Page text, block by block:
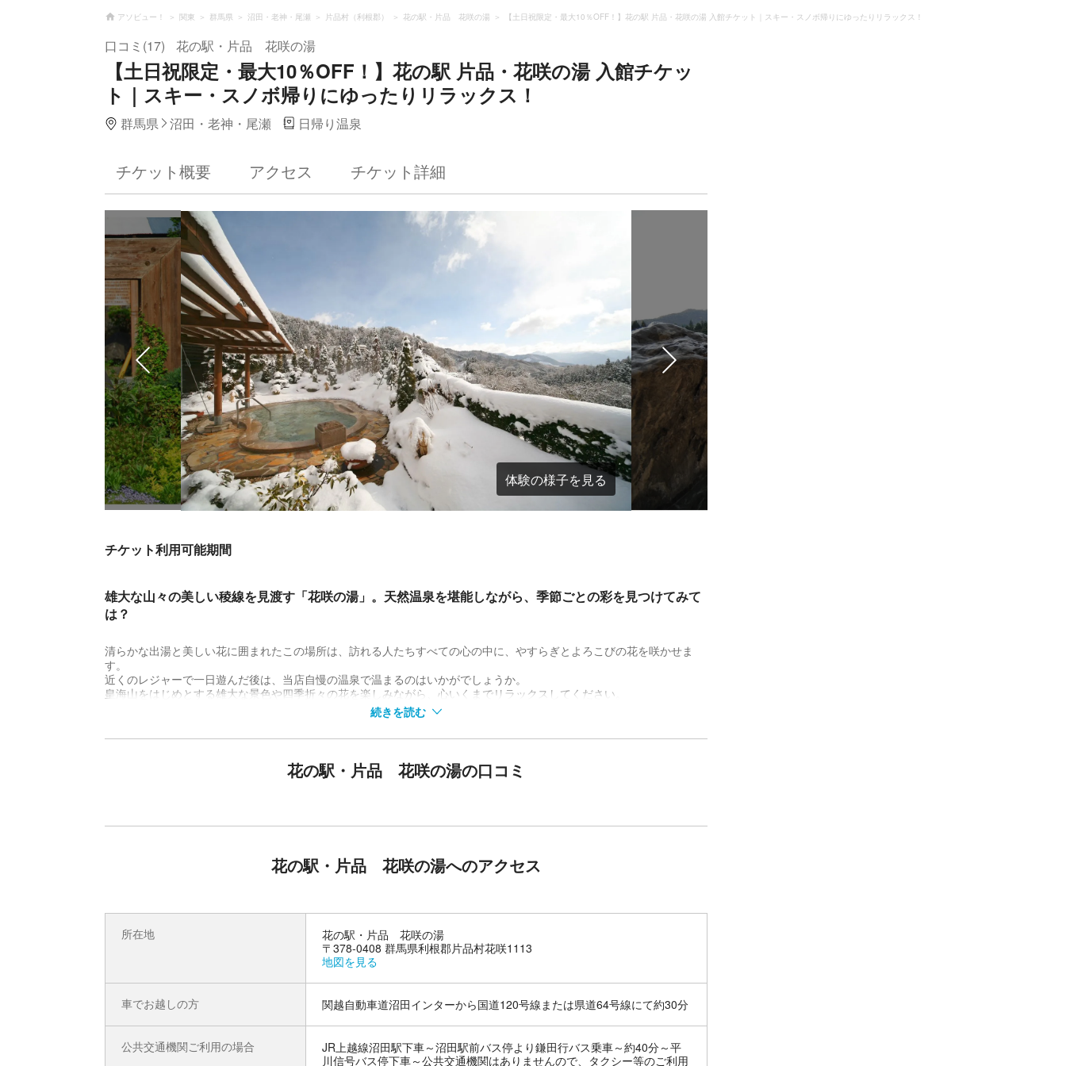
アソビュー！ 関東 群馬県 沼田・老神・尾瀬 片品村（利根郡） 花の駅・片品 花咲の湯 【土日祝限定・最大10％OFF！】花の駅 片品・花咲の湯 入館チケット｜スキー・スノボ帰りにゆったりリラックス！
口コミ(17) 花の駅・片品 花咲の湯
【土日祝限定・最大10％OFF！】花の駅 片品・花咲の湯 入館チケッ
ト｜スキー・スノボ帰りにゆったりリラックス！
群馬県 沼田・老神・尾瀬 日帰り温泉
チケット概要 アクセス チケット詳細
体験の様子を見る
チケット利用可能期間
雄大な山々の美しい稜線を見渡す「花咲の湯」。天然温泉を堪能しながら、季節ごとの彩を見つけてみて
は？
清らかな出湯と美しい花に囲まれたこの場所は、訪れる人たちすべての心の中に、やすらぎとよろこびの花を咲かせま
す。
近くのレジャーで一日遊んだ後は、当店自慢の温泉で温まるのはいかがでしょうか。
皇海山をはじめとする雄大な景色や四季折々の花を楽しみながら、心いくまでリラックスしてください。
館内のお食事処も完備。名物「まいたけ」料理や無料休憩スペースで、お出かけのエネルギーをチャージ
お風呂上がりには、館内のお食事処でスタミナ補給をどうぞ。片品村特産の「まいたけ」料理や人気の生姜焼き定食な
さい。
続きを読む
花の駅・片品 花咲の湯の口コミ
花の駅・片品 花咲の湯へのアクセス
所在地
花の駅・片品 花咲の湯
〒378-0408 群馬県利根郡片品村花咲1113
地図を見る
車でお越しの方 関越自動車道沼田インターから国道120号線または県道64号線にて約30分
公共交通機関ご利用の場合
JR上越線沼田駅下車～沼田駅前バス停より鎌田行バス乗車～約40分～平
川信号バス停下車～公共交通機関はありませんので、タクシー等のご利用